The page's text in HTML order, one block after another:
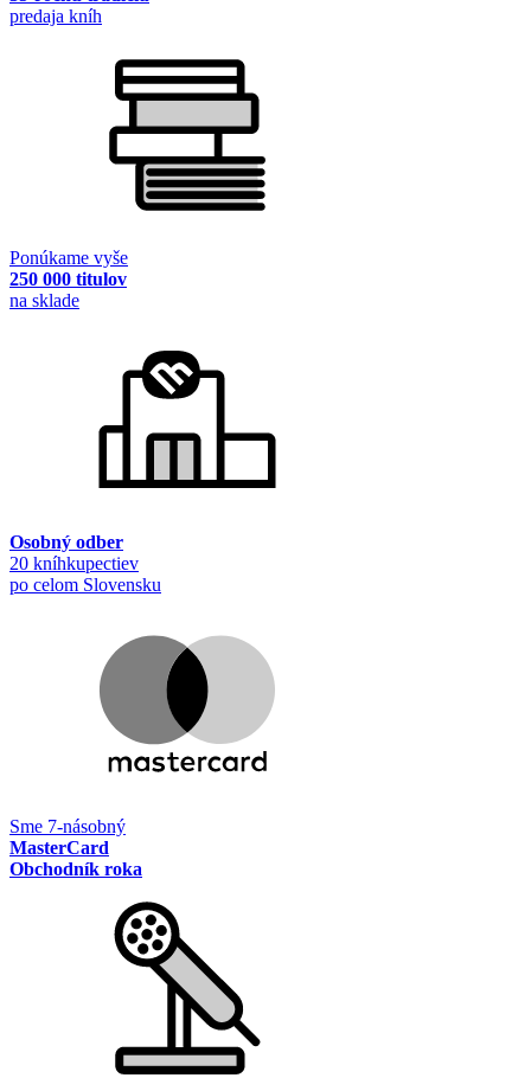
predaja kníh
Ponúkame vyše
250 000 titulov
na sklade
Osobný odber
20 kníhkupectiev
po celom Slovensku
Sme 7-násobný
MasterCard
Obchodník roka